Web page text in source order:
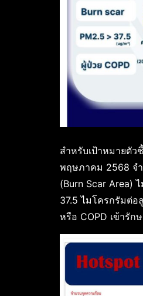
สำหรับเป้าหมายตัว
พฤษภาคม 2568 จำ
(Burn Scar Area)
37.5 ไมโครกรัมต่อ
หรือ COPD เข้ารัก